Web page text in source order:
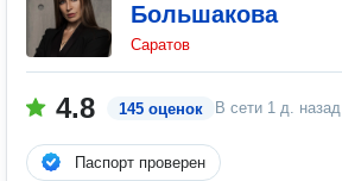
Большакова
Саратов
4.8 145 оценок В сети 1 д. назад
Паспорт проверен